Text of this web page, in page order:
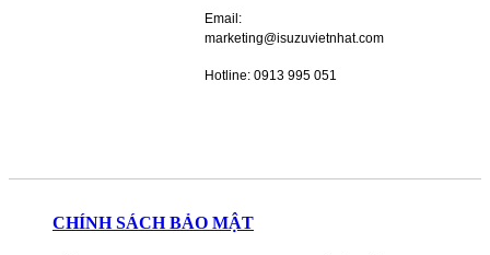
Email:
marketing@isuzuvietnhat.com
Hotline: 0913 995 051
CHÍNH SÁCH BẢO MẬT